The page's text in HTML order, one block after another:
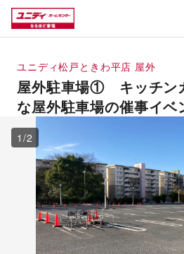
ユニディ松戸ときわ平店 屋外
屋外駐車場① キッチン
な屋外駐車場の催事イベ
1 /2